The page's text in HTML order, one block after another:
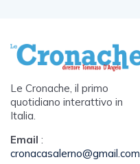
Le Cronache, il primo
quotidiano interattivo in
Italia.
Email :
cronacasalerno@gmail.com